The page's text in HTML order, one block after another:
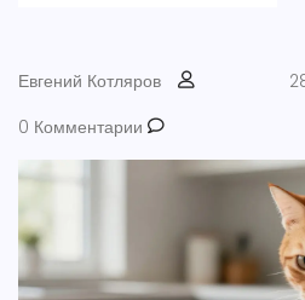
Евгений Котляров
0 Комментарии